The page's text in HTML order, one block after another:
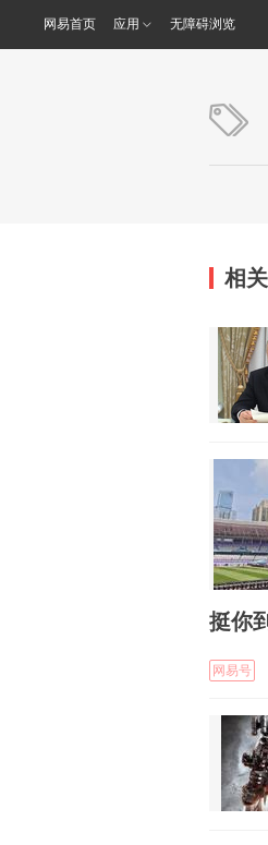
网易首页 应用 无障碍浏览
相
挺你
网易号